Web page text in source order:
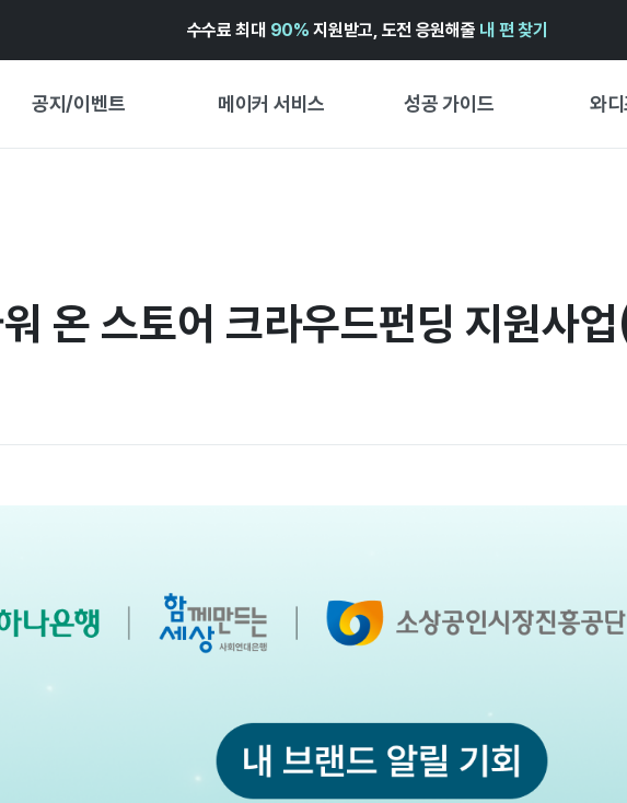
수수료 최대 90% 지원받고, 도전 응원해줄 내 편 찾기
공지/이벤트 메이커 서비스 성공 가이드 와
기획전 캘린더
와디즈 어워즈 ↗︎
성공 스토리
창작형
비즈니스
온 스토어 크라우드펀딩 지원사